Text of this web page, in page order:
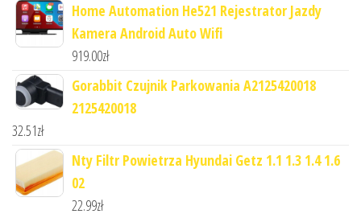
Home Automation He521 Rejestrator Jazdy
Kamera Android Auto Wifi
919.00zł
Gorabbit Czujnik Parkowania A2125420018
2125420018
32.51zł
Nty Filtr Powietrza Hyundai Getz 1.1 1.3 1.4 1.6
02
22.99zł